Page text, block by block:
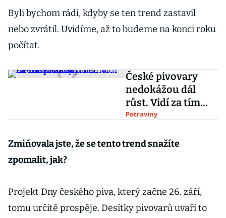
Byli bychom rádi, kdyby se ten trend zastavil
nebo zvrátil. Uvidíme, až to budeme na konci roku
počítat.
České pivovary
nedokážou dál
růst. Vidí za tím
zásahy do trhu
Potraviny
Zmiňovala jste, že se tento trend snažíte
zpomalit, jak?
Projekt Dny českého piva, který začne 26. září,
tomu určitě prospěje. Desítky pivovarů uvaří to